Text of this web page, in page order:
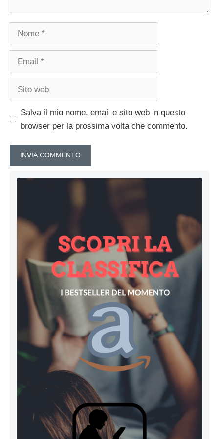
Nome
Email
Sito
Salva il mio nome, email e sito web in questo
browser per la prossima volta che commento.